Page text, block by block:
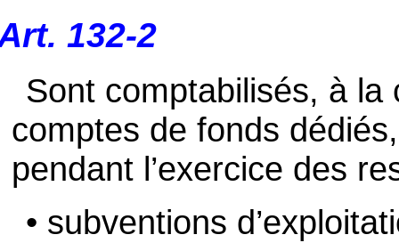
132-2
Sont comptabilisés, à la
comptes de fonds
pendant l’exercice des
• subventions